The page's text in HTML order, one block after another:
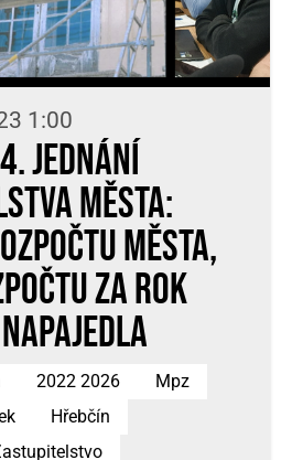
1:00
jednání
města:
města,
za rok
2022 2026
Mpz
Hřebčín